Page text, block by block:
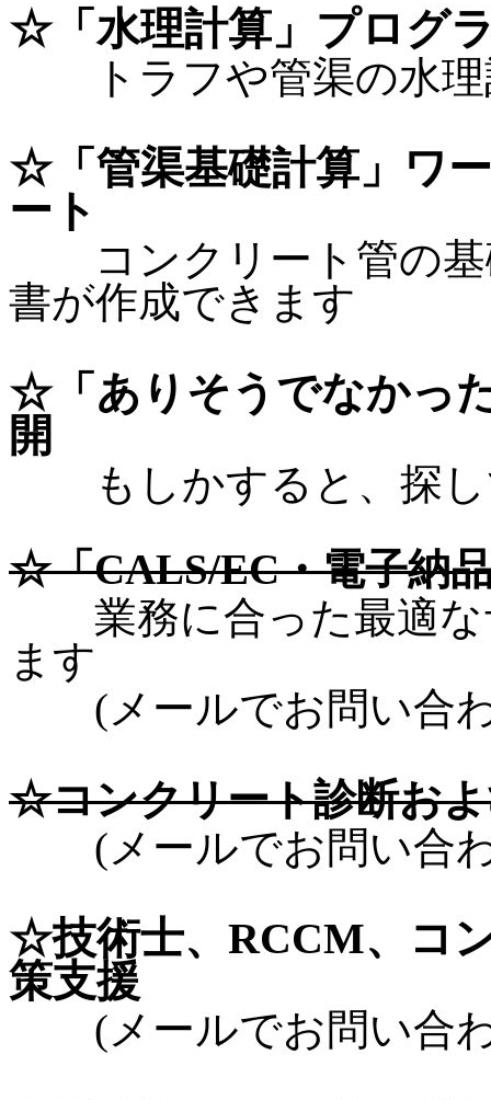
☆「水理計算」プログ
トラフや管渠の水理
☆「管渠基礎計算」ワ
ート
コンクリート管の基
書が作成できます
☆「ありそうでなかっ
開
もしかすると、探し
☆「CALS/EC・電子納
業務に合った最適な
ます
(メールでお問い合
☆コンクリート診断お
(メールでお問い合
☆技術士、RCCM、コ
策支援
(メールでお問い合